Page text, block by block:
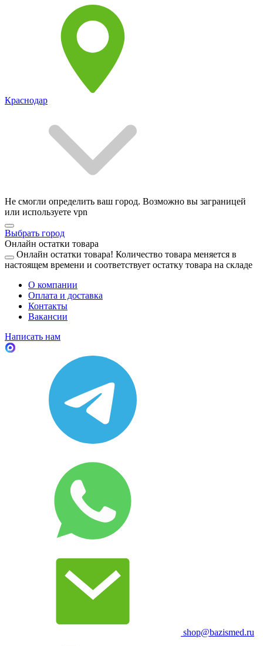
Краснодар
Не смогли определить ваш город. Возможно вы заграницей
или используете vpn
Выбрать город
Онлайн остатки товара
Онлайн остатки товара! Количество товара меняется в
настоящем времени и соответствует остатку товара на складе
О компании
Оплата и доставка
Контакты
Вакансии
Написать нам
shop@bazismed.ru